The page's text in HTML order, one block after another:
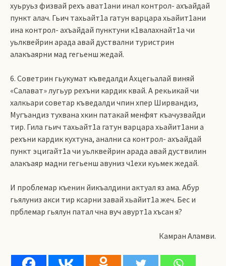
хуьруьз физвай рехъ ават1ани инал контрол- ахъайдай
пункт алач. Гьич тахьайт1а гатун варцара хьайит1ани
ина контрол- ахъайдай пунктуни к1валахнайт1а чи
уьлквейрин арада авай дуствални туристрин
алакъаярни мад гегьенш жедай.
6. Советрин гьукумат къведалди Ахцегьалай виняй
«Салават» лугьур рехъни кардик квай. А рекьикай чи
халкьари советар къведалди чпин хпер Ширвандиз,
Мугъандиз тухвана хкин патакай менфят къачузвайди
тир. Гила гьич тахьайт1а гатун варцара хьайит1ани а
рехъни кардик кухтуна, анални са контрол- ахъайдай
пункт эцигайт1а чи уьлквейрин арада авай дуствилин
алакъаяр мадни гегьенш авуниз ч1ехи куьмек жедай.
И проблемар къенин йикъалдини актуал яз ама. Абур
гьялуниз акси тир ксарни завай хьайит1а жеч. Бес и
прблемар гьялун патал чна вуч авурт1а хъсан я?
Камран Аламви.